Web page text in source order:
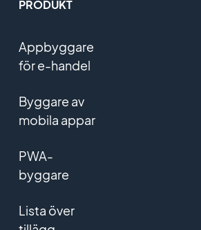
PRODUKT
Appbyggare
för e-handel
Byggare av
mobila appar
PWA-
byggare
Lista över